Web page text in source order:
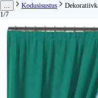
Kodusisustus
1/7